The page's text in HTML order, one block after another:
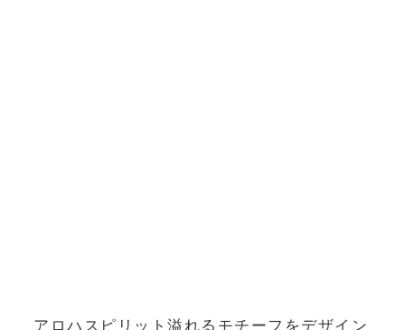
アロハスピリット溢れるモチーフをデザイン